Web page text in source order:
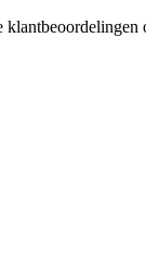
klantbeoordelingen